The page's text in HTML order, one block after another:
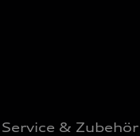
Service & Zubehör